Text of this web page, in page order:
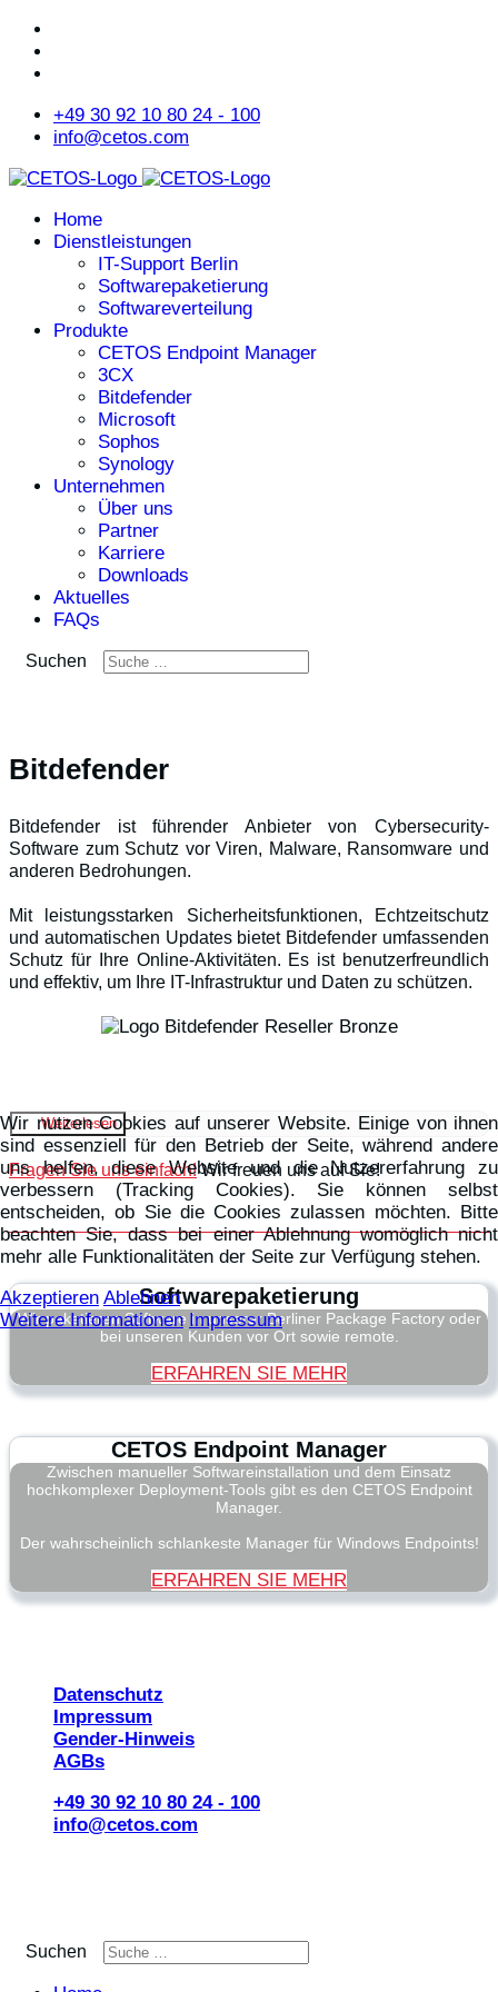
+49 30 92 10 80 24 - 100
info@cetos.com
Home
Dienstleistungen
IT-Support Berlin
Softwarepaketierung
Softwareverteilung
Produkte
CETOS Endpoint Manager
3CX
Bitdefender
Microsoft
Sophos
Synology
Unternehmen
Über uns
Partner
Karriere
Downloads
Aktuelles
FAQs
Suchen
Bitdefender
Bitdefender ist führender Anbieter von Cybersecurity-
Software zum Schutz vor Viren, Malware, Ransomware und
anderen Bedrohungen.
Mit leistungsstarken Sicherheitsfunktionen, Echtzeitschutz
und automatischen Updates bietet Bitdefender umfassenden
Schutz für Ihre Online-Aktivitäten. Es ist benutzerfreundlich
und effektiv, um Ihre IT-Infrastruktur und Daten zu schützen.
Weiterlesen
Fragen Sie uns einfach!Wir freuen uns auf Sie!
Softwarepaketierung
Wir paketieren Software in unserer Berliner Package Factory oder
bei unseren Kunden vor Ort sowie remote.
ERFAHREN SIE MEHR
CETOS Endpoint Manager
Zwischen manueller Softwareinstallation und dem Einsatz
hochkomplexer Deployment-Tools gibt es den CETOS Endpoint
Manager.
Der wahrscheinlich schlankeste Manager für Windows Endpoints!
ERFAHREN SIE MEHR
Datenschutz
Impressum
Gender-Hinweis
AGBs
+49 30 92 10 80 24 - 100
info@cetos.com
Suchen
Wir nutzen Cookies auf unserer Website. Einige von ihnen
sind essenziell für den Betrieb der Seite, während andere
uns helfen, diese Website und die Nutzererfahrung zu
verbessern (Tracking Cookies). Sie können selbst
entscheiden, ob Sie die Cookies zulassen möchten. Bitte
beachten Sie, dass bei einer Ablehnung womöglich nicht
mehr alle Funktionalitäten der Seite zur Verfügung stehen.
Akzeptieren Ablehnen
Weitere Informationen Impressum